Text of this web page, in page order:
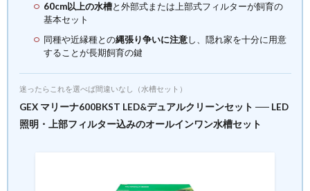
60cm以上の水槽と外部式または上部式フィルターが飼育の
基本セット
同種や近縁種との縄張り争いに注意し、隠れ家を十分に用意
することが長期飼育の鍵
迷ったらこれを選べば間違いなし（水槽セット）
GEX マリーナ600BKST LED&デュアルクリーンセット ── LED
照明・上部フィルター込みのオールインワン水槽セット